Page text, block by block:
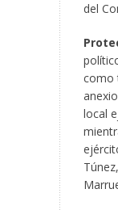
del
como
local